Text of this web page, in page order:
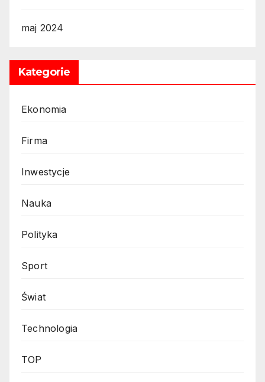
maj 2024
Kategorie
Ekonomia
Firma
Inwestycje
Nauka
Polityka
Sport
Świat
Technologia
TOP